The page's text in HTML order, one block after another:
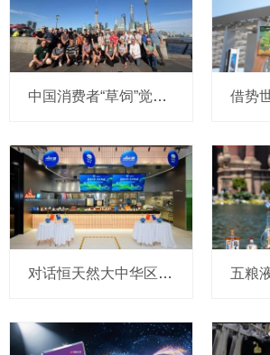
中国消费者“草饲”觉醒，恒天然奶农跨越南北半球“逆向溯源”
对话恒天然大中华区副总裁戴俊琦：餐饮服务从 “产品竞争” 走向 “能力竞争”，升级本土应用中心加速与客户共创增长